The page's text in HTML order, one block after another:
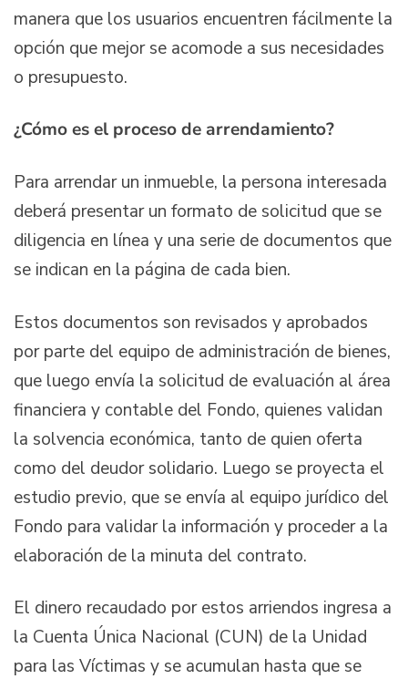
manera que los usuarios encuentren fácilmente la
opción que mejor se acomode a sus necesidades
o presupuesto.
¿Cómo es el proceso de arrendamiento?
Para arrendar un inmueble, la persona interesada
deberá presentar un formato de solicitud que se
diligencia en línea y una serie de documentos que
se indican en la página de cada bien.
Estos documentos son revisados y aprobados
por parte del equipo de administración de bienes,
que luego envía la solicitud de evaluación al área
financiera y contable del Fondo, quienes validan
la solvencia económica, tanto de quien oferta
como del deudor solidario. Luego se proyecta el
estudio previo, que se envía al equipo jurídico del
Fondo para validar la información y proceder a la
elaboración de la minuta del contrato.
El dinero recaudado por estos arriendos ingresa a
la Cuenta Única Nacional (CUN) de la Unidad
para las Víctimas y se acumulan hasta que se